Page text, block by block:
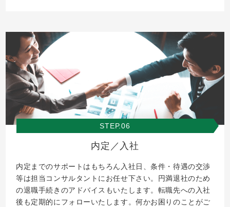
STEP.06
内定／入社
内定までのサポートはもちろん入社日、条件・待遇の交渉
等は担当コンサルタントにお任せ下さい。円満退社のため
の退職手続きのアドバイスもいたします。転職先への入社
後も定期的にフォローいたします。何かお困りのことがご